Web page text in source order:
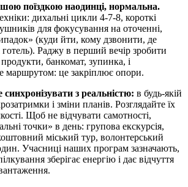
поїздкою наодинці, нормальна.
дихальні цикли 4‑7‑8, короткі
для фокусування на оточенні,
(куди йти, кому дзвонити, де
Раджу в перший вечір зробити
банкомат, зупинка, і
маршрутом: це закріплює опори.
з реальністю: в будь‑якій
і зміни планів. Розглядайте їх
Щоб не відчувати самотності,
точки» в день: групова екскурсія,
міський тур, волонтерський
Учасниці наших програм зазначають,
зберігає енергію і дає відчуття